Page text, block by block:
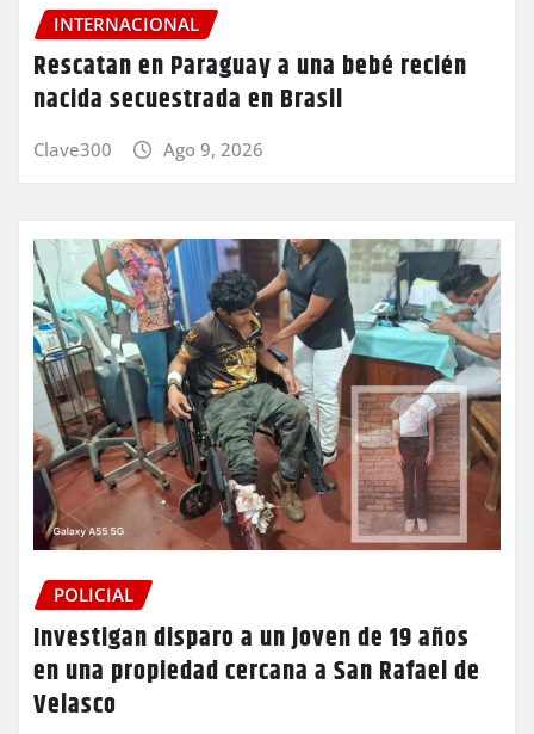
INTERNACIONAL
Rescatan en Paraguay a una bebé recién
nacida secuestrada en Brasil
Clave300 Ago 9, 2026
POLICIAL
Investigan disparo a un joven de 19 años
en una propiedad cercana a San Rafael de
Velasco